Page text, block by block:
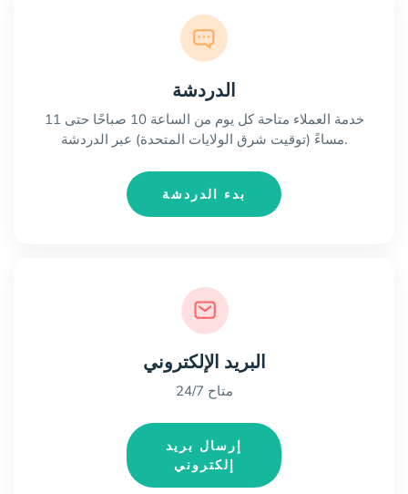
الدردشة
خدمة العملاء متاحة كل يوم من الساعة 10 صباحًا حتى 11
مساءً (توقيت شرق الولايات المتحدة) عبر الدردشة.
بدء الدردشة
البريد الإلكتروني
متاح 24/7
إرسال بريد
إلكتروني